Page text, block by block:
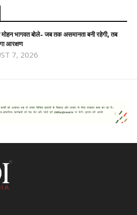
भागवत बोले- जब तक असमानता बनी रहेगी, तब
आरक्षण
7, 2026